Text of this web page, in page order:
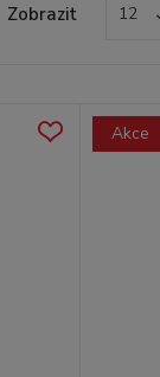
Zobrazit 12
Akce